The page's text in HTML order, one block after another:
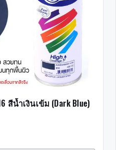
สีน้ำเงินเข้ม (Dark Blue)